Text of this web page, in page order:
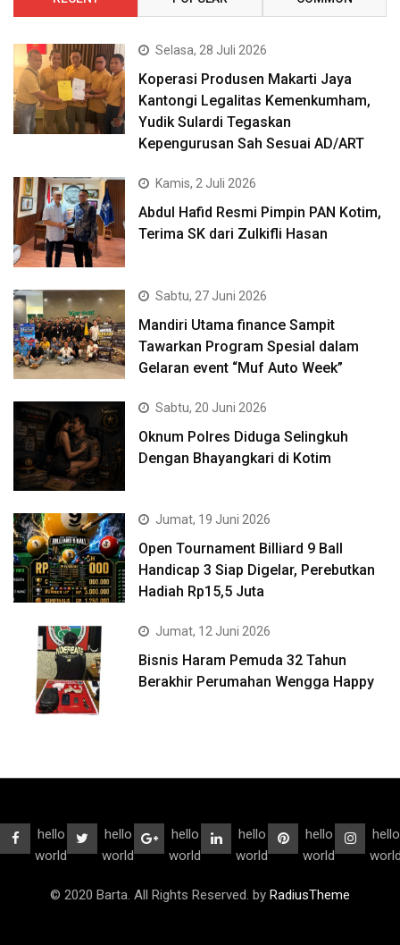
Selasa, 28 Juli 2026
Koperasi Produsen Makarti Jaya
Kantongi Legalitas Kemenkumham,
Yudik Sulardi Tegaskan
Kepengurusan Sah Sesuai AD/ART
Kamis, 2 Juli 2026
Abdul Hafid Resmi Pimpin PAN Kotim,
Terima SK dari Zulkifli Hasan
Sabtu, 27 Juni 2026
Mandiri Utama finance Sampit
Tawarkan Program Spesial dalam
Gelaran event “Muf Auto Week”
Sabtu, 20 Juni 2026
Oknum Polres Diduga Selingkuh
Dengan Bhayangkari di Kotim
Jumat, 19 Juni 2026
Open Tournament Billiard 9 Ball
Handicap 3 Siap Digelar, Perebutkan
Hadiah Rp15,5 Juta
Jumat, 12 Juni 2026
Bisnis Haram Pemuda 32 Tahun
Berakhir Perumahan Wengga Happy
hello
world
hello
world
hello
world
hello
world
hello
world
hello
© 2020 Barta. All Rights Reserved. by RadiusTheme